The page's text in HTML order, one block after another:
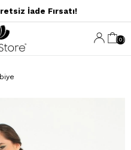
İade Fırsatı!
0